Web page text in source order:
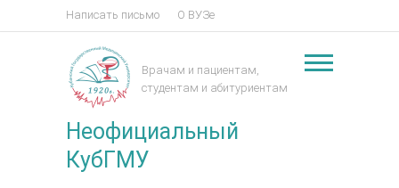
Написать письмо О ВУЗе
Неофициальный
КубГМУ
Врачам и пациентам,
студентам и абитуриентам